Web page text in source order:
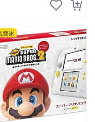
賣家